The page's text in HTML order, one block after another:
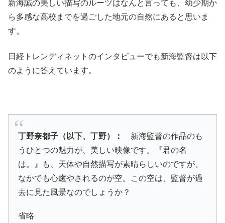
新海誠の美しい描写のルーツはなんと言っても、幼少期か
ら多感な高校までを過ごした地元の自然にあると思いま
す。
日経トレンディネットのインタビューでも新海監督は以下
のように答えています。
丁野奈都子（以下、丁野）：
新海監督の作品のも
うひとつの魅力が、美しい映像です。『君の名
は。』も、天体や自然描写が素晴らしいのですが、
なかでも心癒やされるのが空。この空は、監督が過
去に見た風景なのでしょうか？
省略